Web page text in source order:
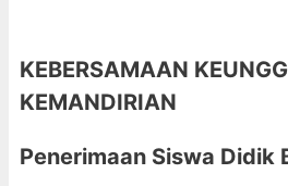
KEBERSAMAAN
KEMANDIRIAN
Penerimaan Siswa Didik